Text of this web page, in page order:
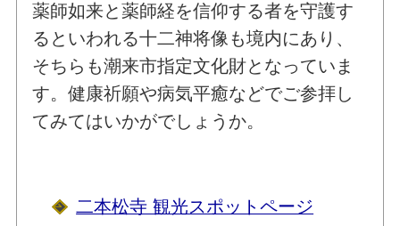
薬師如来と薬師経を信仰する者を守護す
るといわれる十二神将像も境内にあり、
そちらも潮来市指定文化財となっていま
す。健康祈願や病気平癒などでご参拝し
てみてはいかがでしょうか。
二本松寺 観光スポットページ